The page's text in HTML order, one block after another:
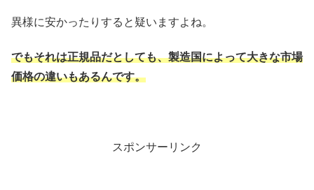
異様に安かったりすると疑いますよね。
でもそれは正規品だとしても、製造国によって大きな市場
価格の違いもあるんです。
スポンサーリンク